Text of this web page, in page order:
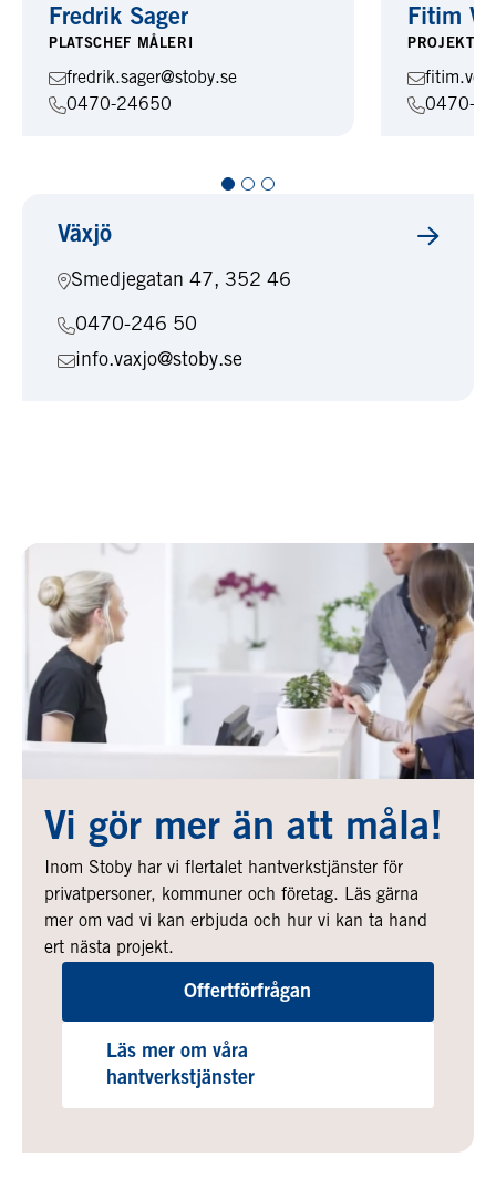
Fredrik Sager
PLATSCHEF MÅLERI
fredrik.sager@stoby.se
0470-24650
Fitim
0470-
Växjö
Smedjegatan 47, 352 46
0470-246 50
info.vaxjo@stoby.se
Vi gör mer än att måla!
Inom Stoby har vi flertalet hantverkstjänster för
privatpersoner, kommuner och företag. Läs gärna
mer om vad vi kan erbjuda och hur vi kan ta hand
ert nästa projekt.
Offertförfrågan
Läs mer om våra
hantverkstjänster